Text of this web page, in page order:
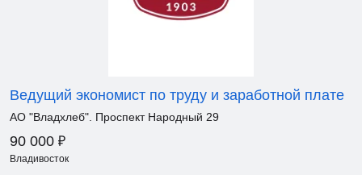
Ведущий экономист по труду и заработной плате
АО "Владхлеб". Проспект Народный 29
90 000 ₽
Владивосток